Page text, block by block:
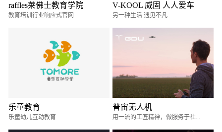
raffles莱佛士教育学院
教育培训行业响应式官网
V-KOOL 威固 人人爱车
另一种生活 遇见不凡
乐童教育
乐童幼儿互动教育
普宙无人机
用一流的工匠精神，做服务于社...